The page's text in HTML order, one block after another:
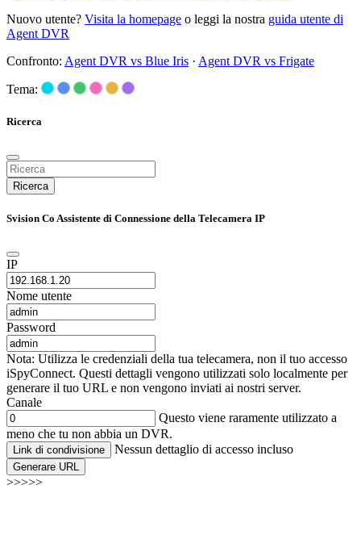
Nuovo utente? Visita la homepage o leggi la nostra guida utente di
Agent DVR
Confronto: Agent DVR vs Blue Iris · Agent DVR vs Frigate
Tema:
Ricerca
Ricerca
Svision Co Assistente di Connessione della Telecamera IP
IP
Nome utente
Password
Nota: Utilizza le credenziali della tua telecamera, non il tuo accesso
iSpyConnect. Questi dettagli vengono utilizzati solo localmente per
generare il tuo URL e non vengono inviati ai nostri server.
Canale
Questo viene raramente utilizzato a
meno che tu non abbia un DVR.
Link di condivisione Nessun dettaglio di accesso incluso
Generare URL
>>>>>